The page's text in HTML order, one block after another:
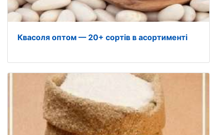
Квасоля оптом — 20+ сортів в асортименті